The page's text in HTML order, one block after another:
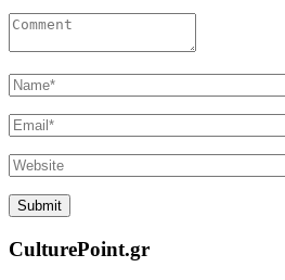
CulturePoint.gr